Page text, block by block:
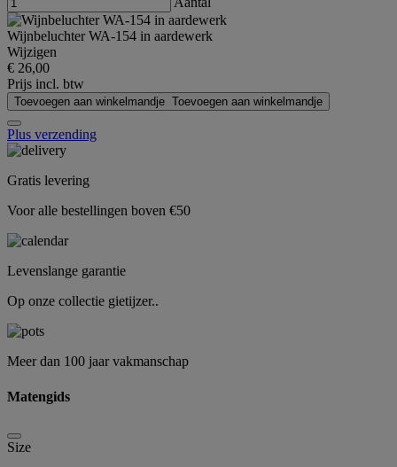
Wijnbeluchter WA-154 in aardewerk
Wijzigen
€ 26,00
Prijs incl. btw
Toevoegen aan winkelmandje Toevoegen aan winkelmandje
Plus verzending
Gratis levering
Voor alle bestellingen boven €50
Levenslange garantie
Op onze collectie gietijzer..
Meer dan 100 jaar vakmanschap
Matengids
Size